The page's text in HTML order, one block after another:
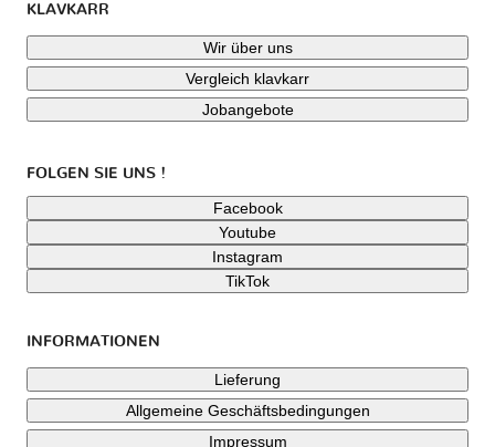
KLAVKARR
Wir über uns
Vergleich klavkarr
Jobangebote
FOLGEN SIE UNS !
Facebook
Youtube
Instagram
TikTok
INFORMATIONEN
Lieferung
Allgemeine Geschäftsbedingungen
Impressum